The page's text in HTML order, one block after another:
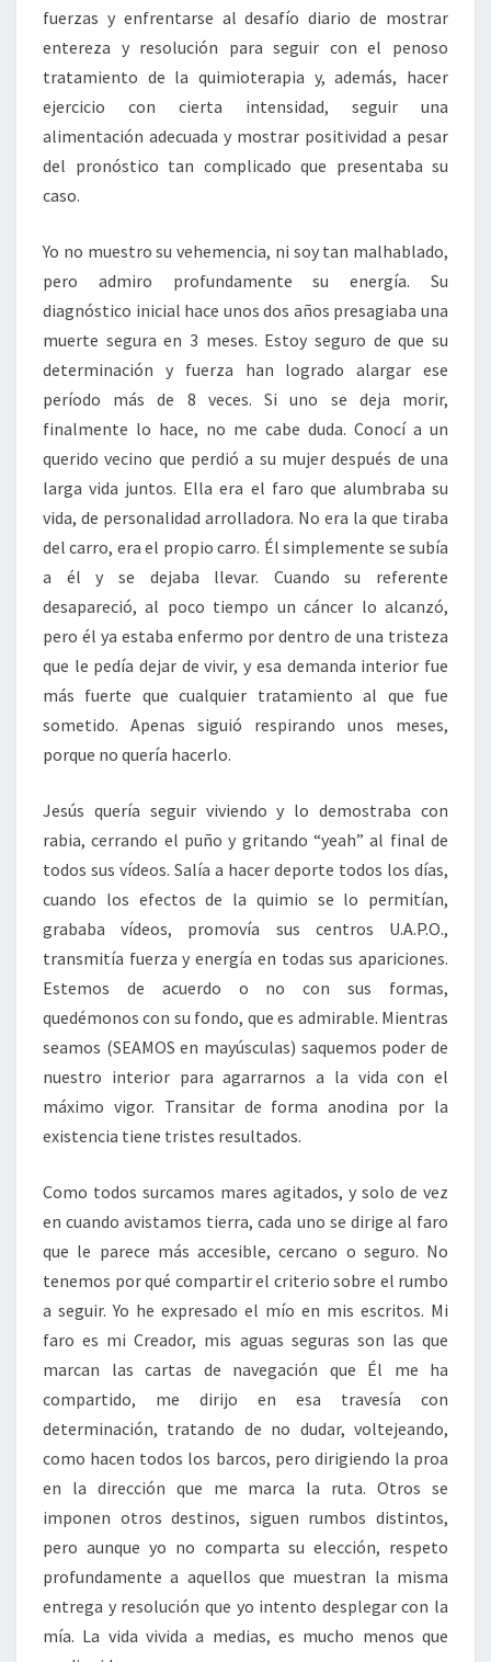
fuerzas y enfrentarse al desafío diario de mostrar
entereza y resolución para seguir con el penoso
tratamiento de la quimioterapia y, además, hacer
ejercicio con cierta intensidad, seguir una
alimentación adecuada y mostrar positividad a pesar
del pronóstico tan complicado que presentaba su
caso.
Yo no muestro su vehemencia, ni soy tan malhablado,
pero admiro profundamente su energía. Su
diagnóstico inicial hace unos dos años presagiaba una
muerte segura en 3 meses. Estoy seguro de que su
determinación y fuerza han logrado alargar ese
período más de 8 veces. Si uno se deja morir,
finalmente lo hace, no me cabe duda. Conocí a un
querido vecino que perdió a su mujer después de una
larga vida juntos. Ella era el faro que alumbraba su
vida, de personalidad arrolladora. No era la que tiraba
del carro, era el propio carro. Él simplemente se subía
a él y se dejaba llevar. Cuando su referente
desapareció, al poco tiempo un cáncer lo alcanzó,
pero él ya estaba enfermo por dentro de una tristeza
que le pedía dejar de vivir, y esa demanda interior fue
más fuerte que cualquier tratamiento al que fue
sometido. Apenas siguió respirando unos meses,
porque no quería hacerlo.
Jesús quería seguir viviendo y lo demostraba con
rabia, cerrando el puño y gritando “yeah” al final de
todos sus vídeos. Salía a hacer deporte todos los días,
cuando los efectos de la quimio se lo permitían,
grababa vídeos, promovía sus centros U.A.P.O.,
transmitía fuerza y energía en todas sus apariciones.
Estemos de acuerdo o no con sus formas,
quedémonos con su fondo, que es admirable. Mientras
seamos (SEAMOS en mayúsculas) saquemos poder de
nuestro interior para agarrarnos a la vida con el
máximo vigor. Transitar de forma anodina por la
existencia tiene tristes resultados.
Como todos surcamos mares agitados, y solo de vez
en cuando avistamos tierra, cada uno se dirige al faro
que le parece más accesible, cercano o seguro. No
tenemos por qué compartir el criterio sobre el rumbo
a seguir. Yo he expresado el mío en mis escritos. Mi
faro es mi Creador, mis aguas seguras son las que
marcan las cartas de navegación que Él me ha
compartido, me dirijo en esa travesía con
determinación, tratando de no dudar, voltejeando,
como hacen todos los barcos, pero dirigiendo la proa
en la dirección que me marca la ruta. Otros se
imponen otros destinos, siguen rumbos distintos,
pero aunque yo no comparta su elección, respeto
profundamente a aquellos que muestran la misma
entrega y resolución que yo intento desplegar con la
mía. La vida vivida a medias, es mucho menos que